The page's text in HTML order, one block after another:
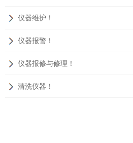
仪器维护！
仪器报警！
仪器报修与修理！
清洗仪器！